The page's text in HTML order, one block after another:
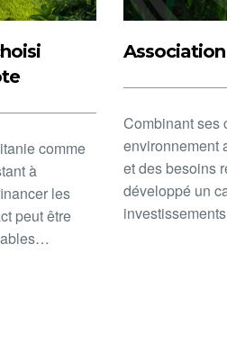
comme
à
les
peut être
Combinant ses
environnement
et des besoins
développé un